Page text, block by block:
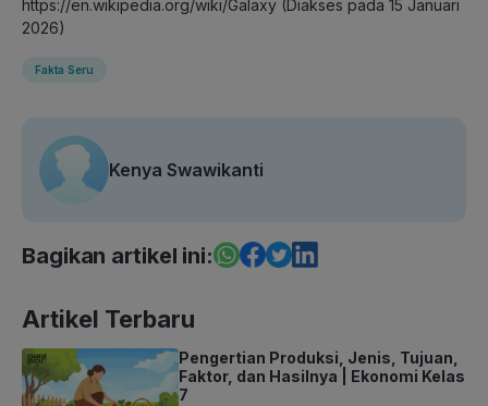
https://en.wikipedia.org/wiki/Galaxy (Diakses pada 15 Januari
2026)
Fakta Seru
Kenya Swawikanti
Bagikan artikel ini:
Artikel Terbaru
Pengertian Produksi, Jenis, Tujuan,
Faktor, dan Hasilnya | Ekonomi Kelas
7